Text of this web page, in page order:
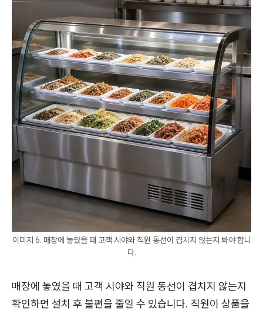
이미지 6. 매장에 놓였을 때 고객 시야와 직원 동선이 겹치지 않는지 봐야 합니
다.
매장에 놓였을 때 고객 시야와 직원 동선이 겹치지 않는지
확인하면 설치 후 불편을 줄일 수 있습니다. 직원이 상품을